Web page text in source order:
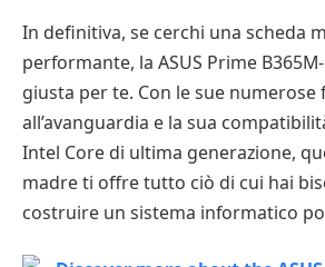
In definitiva, se cerchi una scheda
performante, la ASUS Prime
giusta per te. Con le sue numerose
all’avanguardia e la sua
Intel Core di ultima generazione,
madre ti offre tutto ciò di cui hai
costruire un sistema informatico